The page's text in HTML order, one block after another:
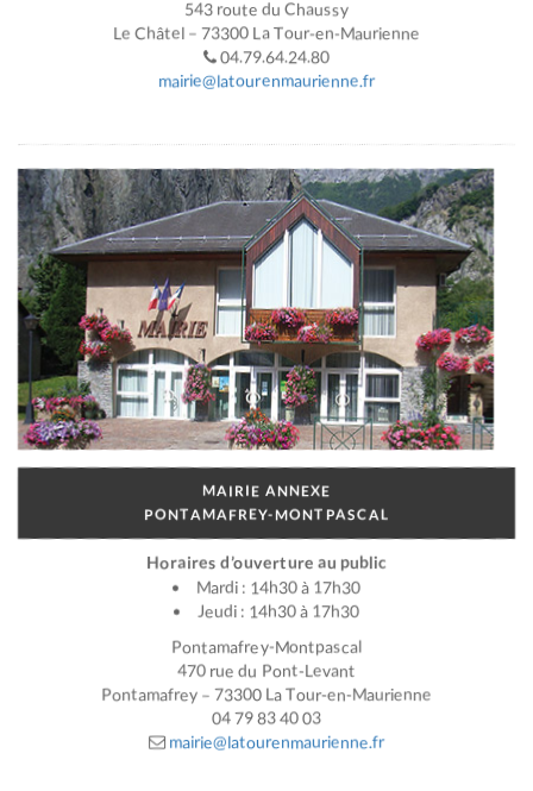
543 route du Chaussy
Le Châtel – 73300 La Tour-en-Maurienne
04.79.64.24.80
mairie@latourenmaurienne.fr
MAIRIE ANNEXE
PONTAMAFREY-MONTPASCAL
Horaires d’ouverture au public
Mardi : 14h30 à 17h30
Jeudi : 14h30 à 17h30
Pontamafrey-Montpascal
470 rue du Pont-Levant
Pontamafrey – 73300 La Tour-en-Maurienne
04 79 83 40 03
mairie@latourenmaurienne.fr